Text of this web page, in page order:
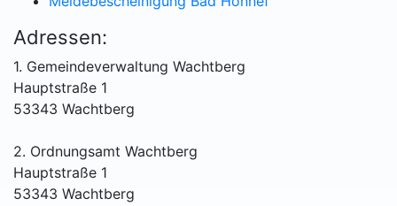
Adressen:
1. Gemeindeverwaltung Wachtberg
Hauptstraße 1
53343 Wachtberg
2. Ordnungsamt Wachtberg
Hauptstraße 1
53343 Wachtberg